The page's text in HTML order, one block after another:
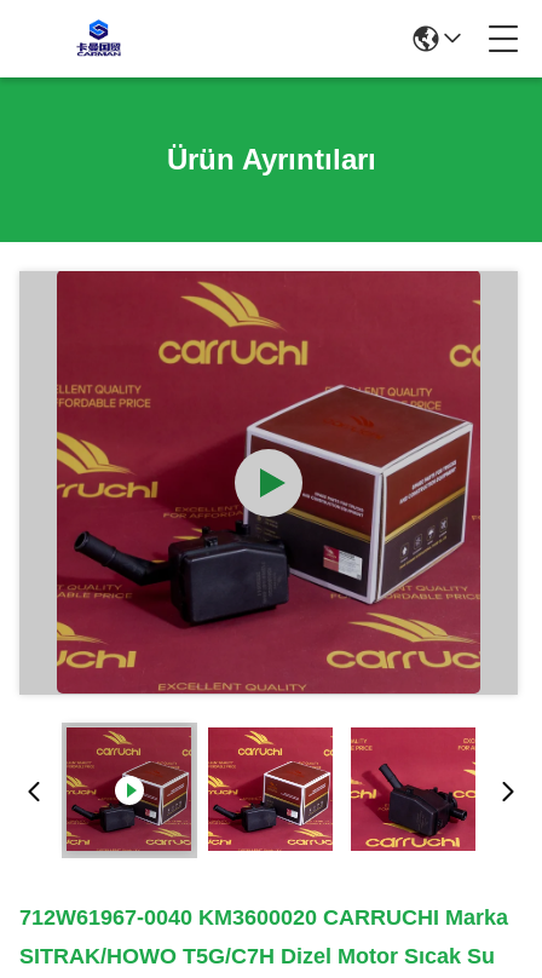
Ürün Ayrıntıları
712W61967-0040 KM3600020 CARRUCHI Marka
SITRAK/HOWO T5G/C7H Dizel Motor Sıcak Su